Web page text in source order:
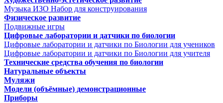
Музыка ИЗО Набор для конструирования
Физическое развитие
Подвижные игры
Цифровые лаборатории и датчики по биологии
Цифровые лаборатории и датчики по Биологии для учеников
Цифровые лаборатории и датчики по Биологии для учителя
Технические средства обучения по биологии
Натуральные объекты
Муляжи
Модели (объёмные) демонстрационные
Приборы